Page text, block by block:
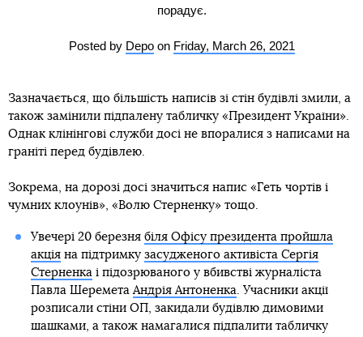
порадує.
Posted by Depoon Friday, March 26, 2021
Зазначається, що більшість написів зі стін будівлі змили, а
також замінили підпалену табличку «Президент України».
Однак клінінгові служби досі не впоралися з написами на
граніті перед будівлею.
Зокрема, на дорозі досі значиться напис «Геть чортів і
чумних клоунів», «Волю Стерненку» тощо.
Увечері 20 березня біля Офісу президента пройшла
акціяна підтримку засудженого активіста Сергія
Стерненкаі підозрюваного у вбивстві журналіста
Павла ШереметаАндрія Антоненка. Учасники акції
розписали стіни ОП, закидали будівлю димовими
шашками, а також намагалися підпалити табличку